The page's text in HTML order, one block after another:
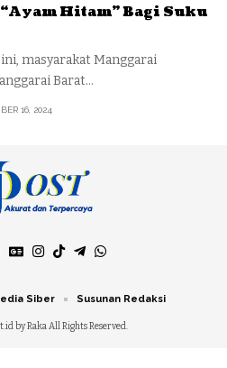
Hitam” Bagi Suku
masyarakat Manggarai
Barat…
16, 2024
by Raka All Rights Reserved.
Siber Susunan Redaksi